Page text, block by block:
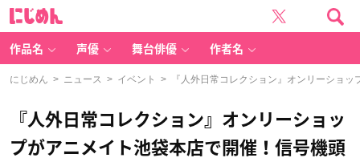
作品名 声優 舞台俳優 作者名
にじめん > ニュース > イベント > 『人外日常コレクション』オンリーショッ
『人外日常コレクション』オンリーショッ
プがアニメイト池袋本店で開催！信号機頭